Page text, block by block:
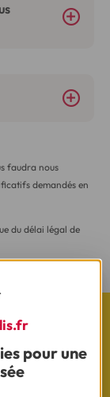
faudra nous
demandés en
du délai légal de
pour une